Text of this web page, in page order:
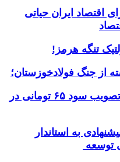
اقتصاد ایران حیاتی
تنگه هرمز!
از جنگ فولادخوزستان؛
اخبار گروه سرمایه گذاری تصویب سود ۶۵ تومانی در
به استاندار
توسعه